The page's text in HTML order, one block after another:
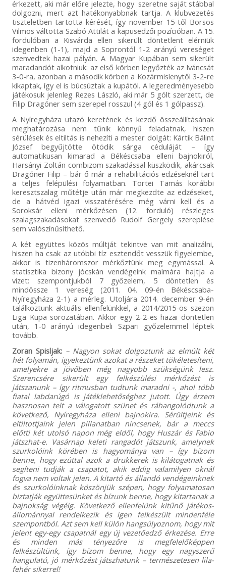
érkezett, aki már előre jelezte, hogy szeretne saját stábbal
dolgozni, mert azt hatékonyabbnak tartja. A klubvezetés
tiszteletben tartotta kérését, így november 15-től Borsos
Vilmos váltotta Szabó Attilát a kapusedzői pozícióban. A 15.
fordulóban a Kisvárda ellen sikerült döntetlent elérniük
idegenben (1-1), majd a Soprontól 1-2 arányú vereséget
szenvedtek hazai pályán. A Magyar Kupában sem sikerült
maradandót alkotniuk: az első körben legyőzték az Iváncsát
3-0-ra, azonban a második körben a Kozármislenytől 3-2-re
kikaptak, így el is búcsúztak a kupától. A legeredményesebb
játékosuk jelenleg Rezes László, aki már 5 gólt szerzett, de
Filip Dragóner sem szerepel rosszul (4 gól és 1 gólpassz).
A Nyíregyháza utazó keretének és kezdő összeállításának
meghatározása nem tűnik könnyű feladatnak, hiszen
sérülések és eltiltás is nehezíti a mester dolgát: Kártik Bálint
József begyűjtötte ötödik sárga céduláját – így
automatikusan kimarad a Békéscsaba elleni bajnokiról,
Harsányi Zoltán combizom szakadással küszködik, akárcsak
Dragóner Filip – bár ő már a rehabilitációs edzéseknél tart
a teljes felépülési folyamatban. Törtei Tamás korábbi
keresztszalag műtétje után már megkezdte az edzéseket,
de a hátvéd igazi visszatérésére még várni kell és a
Soroksár elleni mérkőzésen (12. forduló) részleges
szalagszakadásokat szenvedő Rudolf Gergely szereplése
sem valószínűsíthető.
A két együttes közös múltját tekintve van mit analizálni,
hiszen ha csak az utóbbi tíz esztendőt vesszük figyelembe,
akkor is tizenháromszor mérkőztünk meg egymással. A
statisztika bizony jócskán vendégeink malmára hajtja a
vizet: szempontjukból 7 győzelem, 5 döntetlen és
mindössze 1 vereség (2011. 04. 09-én Békéscsaba-
Nyíregyháza 2-1) a mérleg. Utoljára 2014. december 9-én
találkoztunk aktuális ellenfelünkkel, a 2014/2015-ös szezon
Liga Kupa sorozatában. Akkor egy 2-2-es hazai döntetlen
után, 1-0 arányú idegenbeli Szpari győzelemmel léptek
tovább.
Zoran Spisljak:– Nagyon sokat dolgoztunk az elmúlt két
hét folyamán, igyekeztünk azokat a részeket tökéletesíteni,
amelyekre a jövőben még nagyobb szükségünk lesz.
Szerencsére sikerült egy felkészülési mérkőzést is
játszanunk – így ritmusban tudtunk maradni -, ahol több
fiatal labdarúgó is játéklehetőséghez jutott. Úgy érzem
hasznosan telt a válogatott szünet és ráhangolódtunk a
következő, Nyíregyháza elleni bajnokira. Sérültjeink és
eltiltottjaink jelen pillanatban nincsenek, bár a meccs
előtti két utolsó napon még eldől, hogy Huszár és Fabio
játszhat-e. Vasárnap keleti rangadót játszunk, amelynek
szurkolóink körében is hagyománya van – így bízom
benne, hogy ezúttal azok a drukkerek is kilátogatnak és
segíteni tudják a csapatot, akik eddig valamilyen oknál
fogva nem voltak jelen. A kitartó és állandó vendégeinknek
és szurkolóinknak köszönjük szépen, hogy folyamatosan
biztatják együttesünket és bízunk benne, hogy kitartanak a
bajnokság végéig. Következő ellenfelünk kitűnő játékos-
állománnyal rendelkezik és igen felkészült mindenféle
szempontból. Azt sem kell külön hangsúlyoznom, hogy mit
jelent egy-egy csapatnál egy új vezetőedző érkezése. Erre
és minden más tényezőre is megfelelőképpen
felkészültünk, így bízom benne, hogy egy nagyszerű
hangulatú, jó mérkőzést játszhatunk – természetesen lila-
fehér sikerrel!